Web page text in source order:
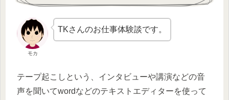
モカ
TKさんのお仕事体験談です。
テープ起こしという、インタビューや講演などの音
声を聞いてwordなどのテキストエディターを使って